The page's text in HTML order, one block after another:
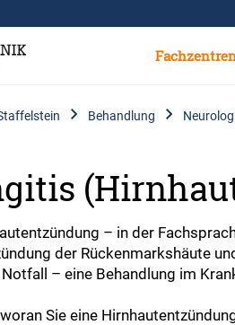
Behandlung
– in der
der Rückenmarkshäute
– eine Behandlung im
woran Sie eine